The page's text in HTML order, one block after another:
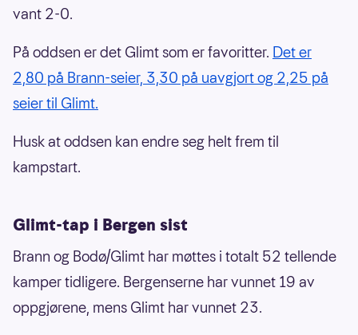
vant 2-0.
På oddsen er det Glimt som er favoritter. Det er
2,80 på Brann-seier, 3,30 på uavgjort og 2,25 på
seier til Glimt.
Husk at oddsen kan endre seg helt frem til
kampstart.
Glimt-tap i Bergen sist
Brann og Bodø/Glimt har møttes i totalt 52 tellende
kamper tidligere. Bergenserne har vunnet 19 av
oppgjørene, mens Glimt har vunnet 23.